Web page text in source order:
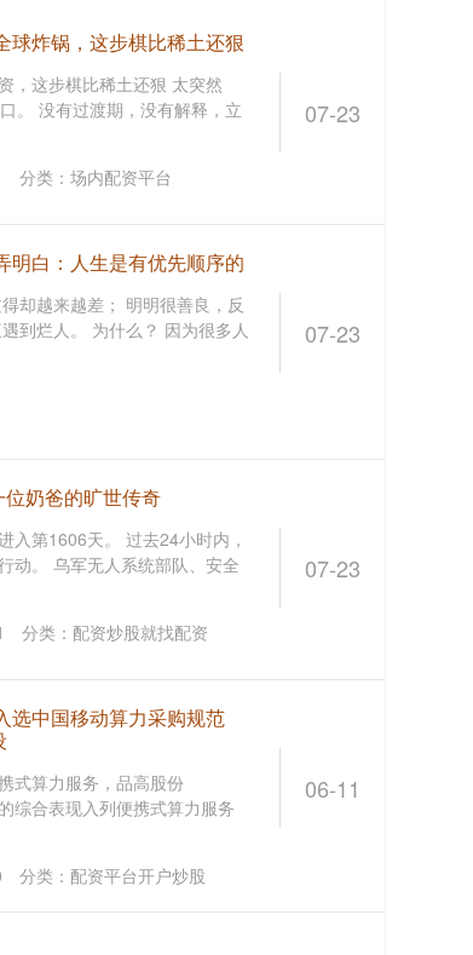
07-23
球炸锅，这步棋比稀土还狠
，这步棋比稀土还狠 太突然
。 没有过渡期，没有解释，立
分类： 场内配资平台
07-23
明白：人生是有优先顺序的
却越来越差； 明明很善良，反
到烂人。 为什么？ 因为很多人
07-23
奶爸的旷世传奇
入第1606天。 过去24小时内，
动。 乌军无人系统部队、安全
分类： 配资炒股就找配资
06-11
选中国移动算力采购规范
式算力服务，品高股份
综合表现入列便携式算力服务
分类： 配资平台开户炒股